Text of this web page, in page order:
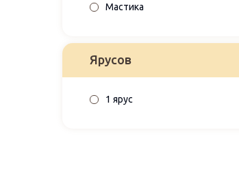
Мастика
Ярусов
1 ярус